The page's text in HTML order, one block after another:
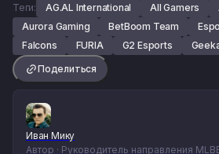
Теги: AG.AL International All Gamers
Aurora Gaming
BetBoom Team
Falcons
FURIA G2 Esports
Поделиться
Иван Мику
Автор · Руководитель направления